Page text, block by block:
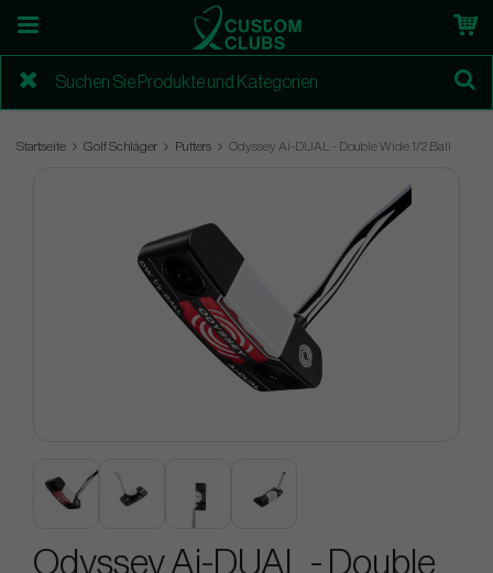
Startseite Golf Schläger Putters Odyssey Ai-DUAL - Double Wide 1/2 Ball
Odyssey Ai-DUAL - Double